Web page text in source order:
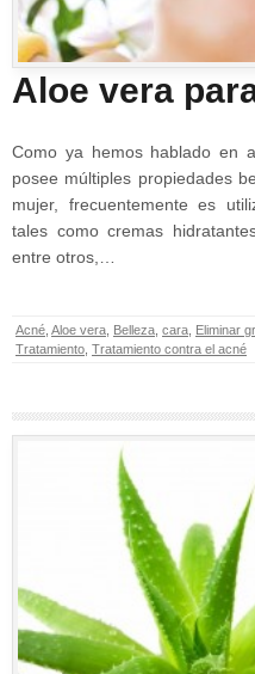
Aloe vera
Como ya hemos hablado en
posee múltiples propiedades
mujer, frecuentemente es
tales como cremas
entre otros,…
Acné Aloe vera Belleza cara Eliminar
Tratamiento Tratamiento contra el acné